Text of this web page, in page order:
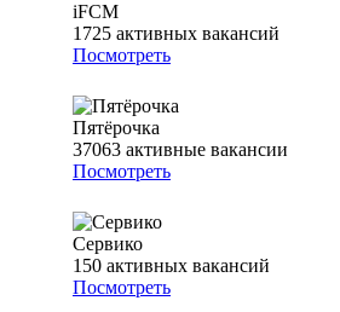
iFCM
1725 активных вакансий
Посмотреть
Пятёрочка
37063 активные вакансии
Посмотреть
Сервико
150 активных вакансий
Посмотреть